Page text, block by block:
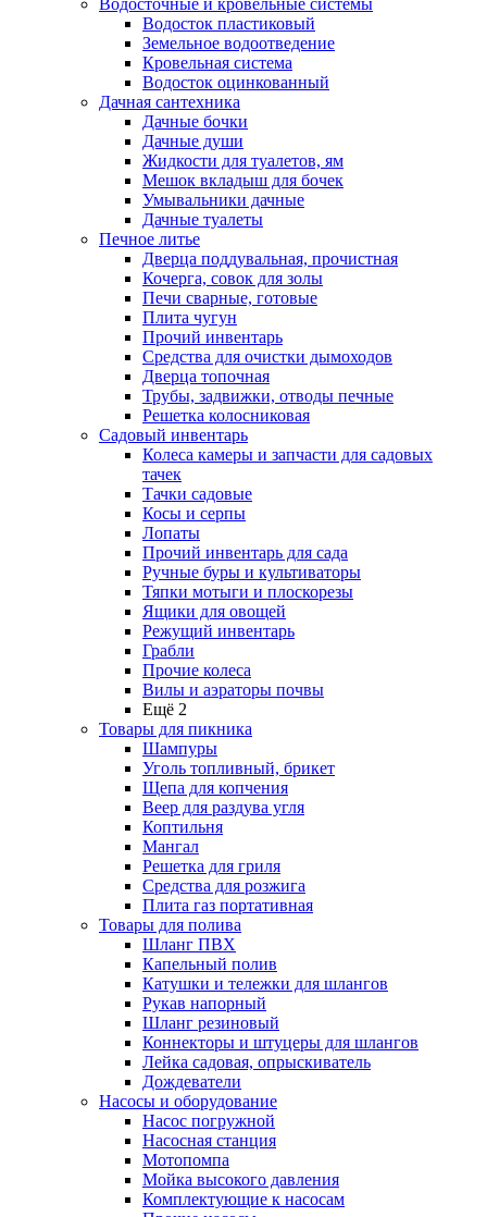
Водосточные и кровельные системы
Водосток пластиковый
Земельное водоотведение
Кровельная система
Водосток оцинкованный
Дачная сантехника
Дачные бочки
Дачные души
Жидкости для туалетов, ям
Мешок вкладыш для бочек
Умывальники дачные
Дачные туалеты
Печное литье
Дверца поддувальная, прочистная
Кочерга, совок для золы
Печи сварные, готовые
Плита чугун
Прочий инвентарь
Средства для очистки дымоходов
Дверца топочная
Трубы, задвижки, отводы печные
Решетка колосниковая
Садовый инвентарь
Колеса камеры и запчасти для садовых
тачек
Тачки садовые
Косы и серпы
Лопаты
Прочий инвентарь для сада
Ручные буры и культиваторы
Тяпки мотыги и плоскорезы
Ящики для овощей
Режущий инвентарь
Грабли
Прочие колеса
Вилы и аэраторы почвы
Ещё 2
Товары для пикника
Шампуры
Уголь топливный, брикет
Щепа для копчения
Веер для раздува угля
Коптильня
Мангал
Решетка для гриля
Средства для розжига
Плита газ портативная
Товары для полива
Шланг ПВХ
Капельный полив
Катушки и тележки для шлангов
Рукав напорный
Шланг резиновый
Коннекторы и штуцеры для шлангов
Лейка садовая, опрыскиватель
Дождеватели
Насосы и оборудование
Насос погружной
Насосная станция
Мотопомпа
Мойка высокого давления
Комплектующие к насосам